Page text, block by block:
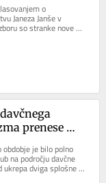
varovanja
o
Janeza Janše v
so stranke nove
ter Demokrati,...
prenese
obdobje je bilo polno
na področju davčne
ukrepa dviga splošne
olajšave do uvedbe